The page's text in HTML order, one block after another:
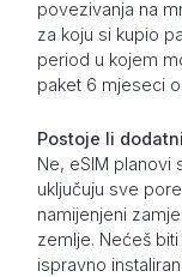
povezivanja na
za koju si kupio
period u kojem
paket 6 mjeseci
Postoje li
Ne, eSIM planovi
uključuju sve
namijenjeni
zemlje. Nećeš
ispravno